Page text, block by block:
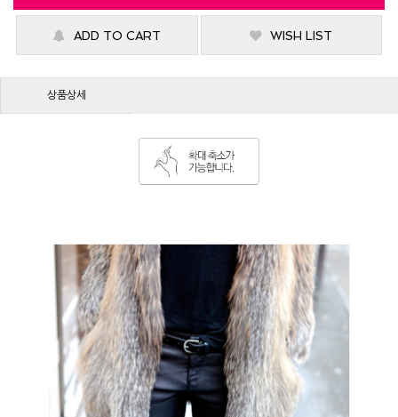
ADD TO CART WISH LIST
상품상세